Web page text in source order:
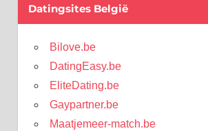
Datingsites België
Bilove.be
DatingEasy.be
EliteDating.be
Gaypartner.be
Maatjemeer-match.be